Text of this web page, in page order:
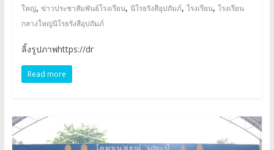
ใหญ่, ข่าวประชาสัมพันธ์โรงเรียน, นิโรธรังสีอุปถัมภ์, โรงเรียน, โรงเรียน
กลางใหญ่นิโรธรังสีอุปถัมภ์
ลิ้งรูปภาพhttps://dr
Read more